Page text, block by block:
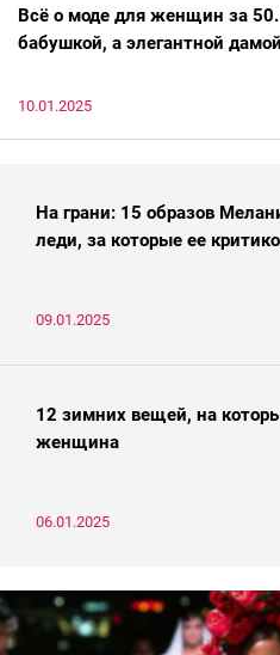
Всё о моде для женщин за 50.
бабушкой, а элегантной
10.01.2025
На грани: 15 образов
леди, за которые ее
09.01.2025
12 зимних вещей, на
женщина
06.01.2025